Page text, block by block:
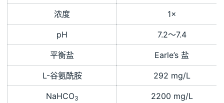
浓度 1×
pH 7.2～7.4
平衡盐 Earle’s 盐
L-谷氨酰胺 292 mg/L
NaHCO3 2200 mg/L